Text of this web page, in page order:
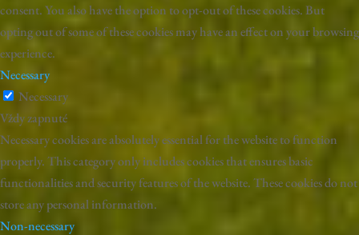
consent. You also have the option to opt-out of these cookies. But
opting out of some of these cookies may have an effect on your browsing
experience.
Necessary
Necessary
Vždy zapnuté
Necessary cookies are absolutely essential for the website to function
properly. This category only includes cookies that ensures basic
functionalities and security features of the website. These cookies do not
store any personal information.
Non-necessary